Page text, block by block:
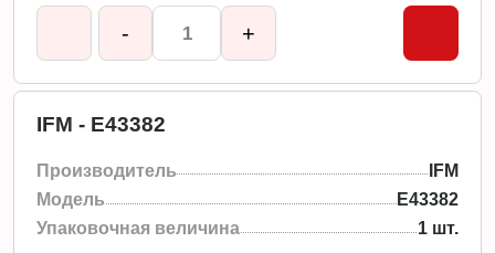
- +
IFM - E43382
Производитель
IFM
Модель
E43382
Упаковочная величина
1 шт.